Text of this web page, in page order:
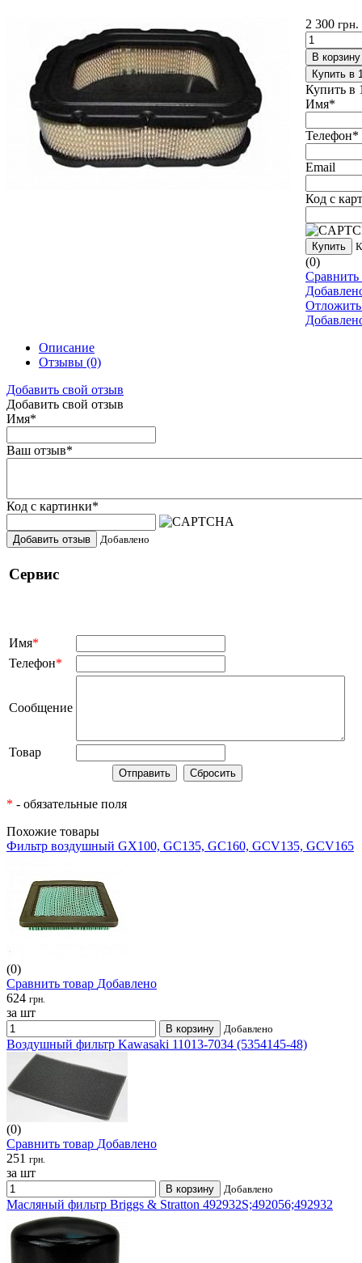
2 300 грн.
В корзину
Купить в
Купить в
Имя*
Телефон*
Email
Код с
Купить
(0)
Сравнить
Отложить
Описание
Отзывы (0)
Добавить свой отзыв
Добавить свой отзыв
Имя*
Ваш отзыв*
Код с картинки*
Добавить отзыв Добавлено
Сервис
Имя*
Телефон*
Сообщение
Товар
* - обязательные поля
Похожие товары
Фильтр воздушный GX100, GC135, GC160, GCV135, GCV165
(0)
Сравнить товар Добавлено
624 грн.
за шт
В корзину Добавлено
Воздушный фильтр Kawasaki 11013-7034 (5354145-48)
(0)
Сравнить товар Добавлено
251 грн.
за шт
В корзину Добавлено
Масляный фильтр Briggs & Stratton 492932S;492056;492932